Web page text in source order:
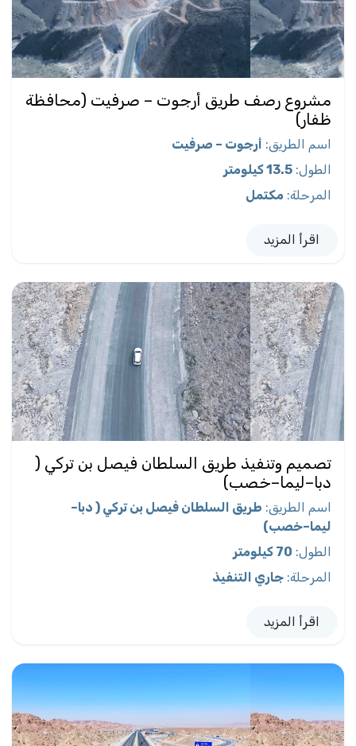
مشروع رصف طريق أرجوت – صرفيت (محافظة
ظفار)
اسم الطريق: أرجوت – صرفيت
الطول: 13.5 كيلومتر
المرحلة: مكتمل
اقرأ المزيد
تصميم وتنفيذ طريق السلطان فيصل بن تركي (
دبا–ليما–خصب)
اسم الطريق: طريق السلطان فيصل بن تركي ( دبا–
ليما–خصب)
الطول: 70 كيلومتر
المرحلة: جاري التنفيذ
اقرأ المزيد